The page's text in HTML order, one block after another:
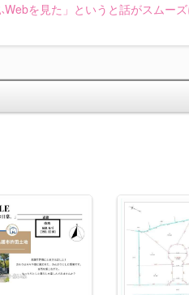
を見た」というと話がスムー